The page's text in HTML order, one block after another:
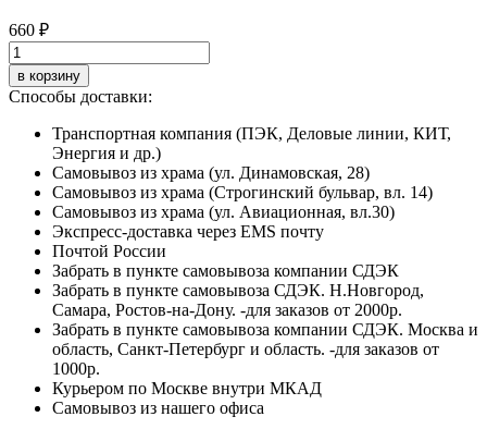
660 ₽
в корзину
Способы доставки:
Транспортная компания (ПЭК, Деловые линии, КИТ,
Энергия и др.)
Самовывоз из храма (ул. Динамовская, 28)
Самовывоз из храма (Строгинский бульвар, вл. 14)
Самовывоз из храма (ул. Авиационная, вл.30)
Экспресс-доставка через EMS почту
Почтой России
Забрать в пункте самовывоза компании СДЭК
Забрать в пункте самовывоза СДЭК. Н.Новгород,
Самара, Ростов-на-Дону. -для заказов от 2000р.
Забрать в пункте самовывоза компании СДЭК. Москва и
область, Санкт-Петербург и область. -для заказов от
1000р.
Курьером по Москве внутри МКАД
Самовывоз из нашего офиса